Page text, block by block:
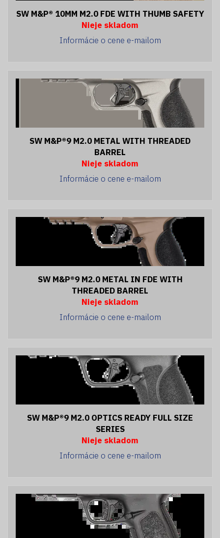
SW M&P® 10MM M2.0 FDE WITH THUMB SAFETY
Nieje skladom
Informácie o cene e-mailom
SW M&P®9 M2.0 METAL WITH THREADED
BARREL
Nieje skladom
Informácie o cene e-mailom
SW M&P®9 M2.0 METAL IN FDE WITH
THREADED BARREL
Nieje skladom
Informácie o cene e-mailom
SW M&P®9 M2.0 OPTICS READY FULL SIZE
SERIES
Nieje skladom
Informácie o cene e-mailom